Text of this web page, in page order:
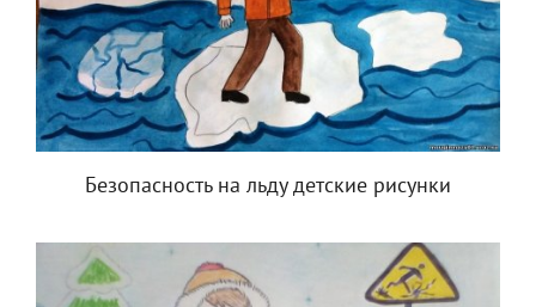
Безопасность на льду детские рисунки